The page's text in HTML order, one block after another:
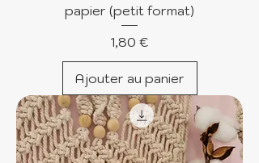
papier (petit format)
Prix
1,80 €
Ajouter au panier